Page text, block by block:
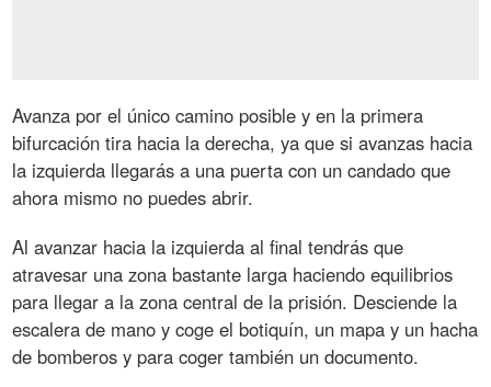
Avanza por el único camino posible y en la primera
bifurcación tira hacia la derecha, ya que si avanzas hacia
la izquierda llegarás a una puerta con un candado que
ahora mismo no puedes abrir.
Al avanzar hacia la izquierda al final tendrás que
atravesar una zona bastante larga haciendo equilibrios
para llegar a la zona central de la prisión. Desciende la
escalera de mano y coge el botiquín, un mapa y un hacha
de bomberos y para coger también un documento.